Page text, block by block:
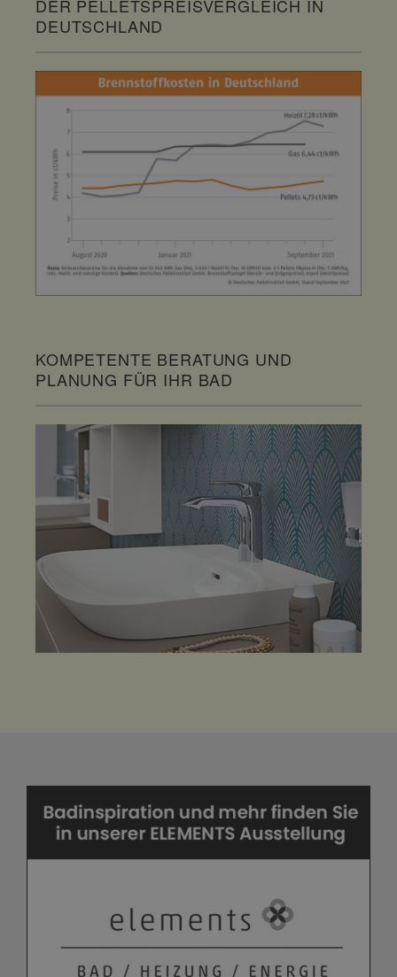
DER PELLETSPREISVERGLEICH IN
DEUTSCHLAND
KOMPETENTE BERATUNG UND
PLANUNG FÜR IHR BAD